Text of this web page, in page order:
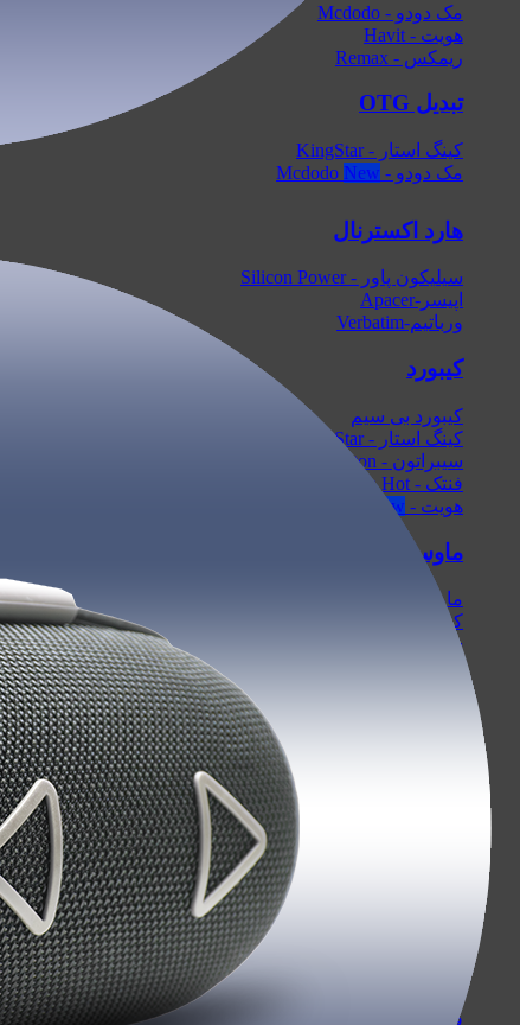
مک دودو - Mcdodo
هویت - Havit
ریمکس - Remax
تبدیل OTG
کینگ استار - KingStar
مک دودو - Mcdodo
هارد اکسترنال
سیلیکون پاور - Silicon Power
اپیسر-Apacer
ورباتیم-Verbatim
کیبورد
کیبورد بی سیم
کینگ استار - KingStar
سیبراتون - Sibraton
فنتک - Fantech
هویت - Havit
ماوس
ماوس بی سیم
کینگ استار - KingStar
سیبراتون - Sibraton
فانشیانگ - Fanxiang